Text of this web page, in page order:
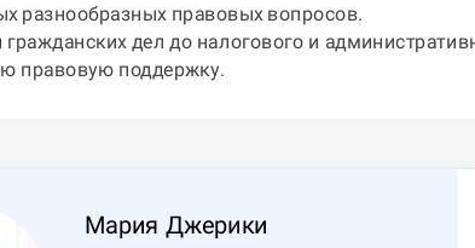
разнообразных правовых вопросов.
гражданских дел до налогового и
правовую поддержку.
Мария Джерики